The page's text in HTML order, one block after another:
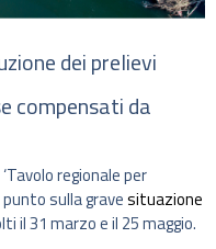
dei prelievi
compensati da
regionale per
sulla gravesituazione
il 31 marzo e il 25 maggio.